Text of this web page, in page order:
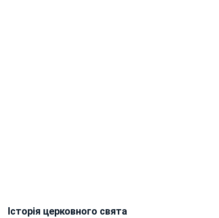
Історія церковного свята